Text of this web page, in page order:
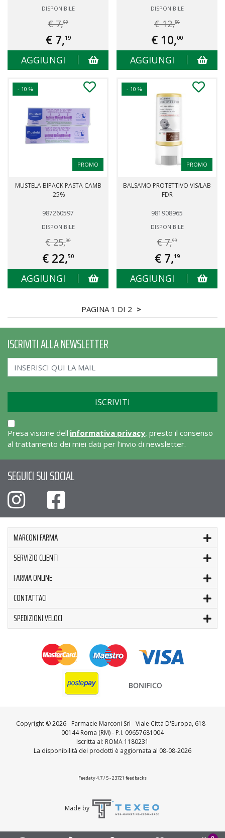
DISPONIBILE
€ 7,99
€ 7,19
AGGIUNGI
DISPONIBILE
€ 12,50
€ 10,00
AGGIUNGI
- 10 %
PROMO
MUSTELA BIPACK PASTA CAMB
-25%
987260597
DISPONIBILE
€ 25,00
€ 22,50
AGGIUNGI
- 10 %
PROMO
BALSAMO PROTETTIVO VIS/LAB
FDR
981908965
DISPONIBILE
€ 7,99
€ 7,19
AGGIUNGI
PAGINA 1 DI 2 >
ISCRIVITI ALLA NEWSLETTER
Presa visione dell'informativa privacy, presto il consenso
al trattamento dei miei dati per l'invio di newsletter.
SEGUICI SUI SOCIAL
MARCONI FARMA
SERVIZIO CLIENTI
FARMA ONLINE
CONTATTACI
SPEDIZIONI VELOCI
Copyright ©2026 - Farmacie Marconi Srl - Viale Città D'Europa, 618 -
00144 Roma (RM) - P.I. 09657681004
Iscritta al: ROMA 1180231
La disponibilità dei prodotti è aggiornata al 08-08-2026
Feedaty4.7/ 5-23721 feedbacks
Made by